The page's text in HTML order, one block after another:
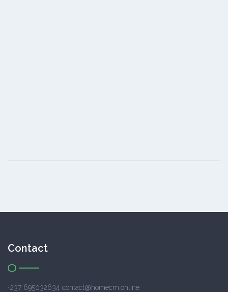
Contact
+237 695032634 contact@homecm.online